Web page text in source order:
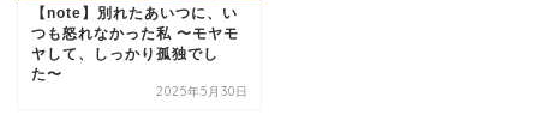
【note】別れたあいつに、い
つも怒れなかった私 〜モヤモ
ヤして、しっかり孤独でし
た〜
2025年5月30日